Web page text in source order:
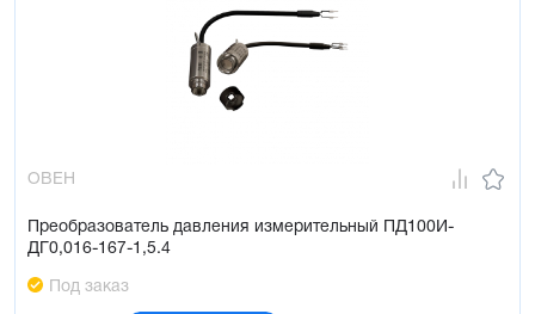
ОВЕН
Преобразователь давления измерительный ПД100И-
ДГ0,016-167-1,5.4
Под заказ